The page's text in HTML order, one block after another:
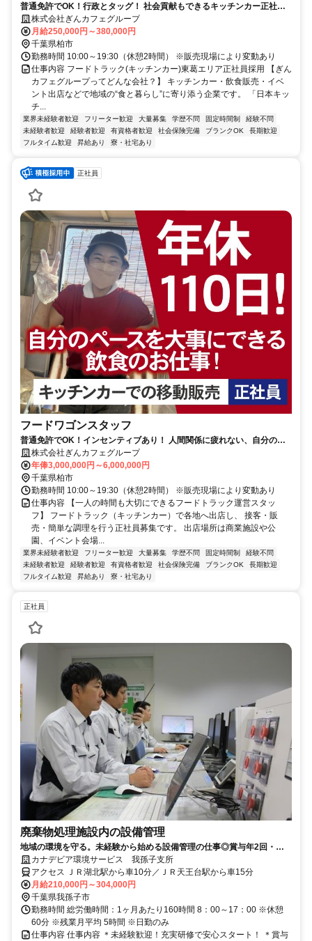
普通免許でOK！行政とタッグ！ 社会貢献もできるキッチンカー正社員
募集／ 地域の笑顔をつくるお仕事
株式会社ぎんカフェグループ
月給250,000円～380,000円
千葉県柏市
勤務時間 10:00～19:30（休憩2時間） ※販売現場により変動あり
仕事内容 フードトラック(キッチンカー)東葛エリア正社員採用 【ぎん
カフェグループってどんな会社？】 キッチンカー・飲食販売・イベ
ント出店などで地域の“食と暮らし”に寄り添う企業です。 「日本キッ
チ...
業界未経験者歓迎 フリーター歓迎 大量募集 学歴不問 固定時間制
経験不問
未経験者歓迎
経験者歓迎 有資格者歓迎 社会保険完備 ブランクOK
長期歓迎
フルタイム歓迎
昇給あり 寮・社宅あり
正社員
フードワゴンスタッフ
普通免許でOK！インセンティブあり！ 人間関係に疲れない、自分のペ
ースで働ける飲食の仕事
株式会社ぎんカフェグループ
年俸3,000,000円～6,000,000円
千葉県柏市
勤務時間 10:00～19:30（休憩2時間） ※販売現場により変動あり
仕事内容 【一人の時間も大切にできるフードトラック運営スタッ
フ】 フードトラック（キッチンカー）で各地へ出店し、 接客・販
売・簡単な調理を行う正社員募集です。 出店場所は商業施設や公
園、イベント会場...
業界未経験者歓迎 フリーター歓迎 大量募集 学歴不問 固定時間制
経験不問
未経験者歓迎
経験者歓迎 有資格者歓迎 社会保険完備 ブランクOK
長期歓迎
フルタイム歓迎
昇給あり 寮・社宅あり
正社員
廃棄物処理施設内の設備管理
地域の環境を守る。未経験から始める設備管理の仕事◎賞与年2回・土
日祝休み・年間休日120日！
カナデビア環境サービス 我孫子支所
アクセス ＪＲ湖北駅から車10分／ＪＲ天王台駅から車15分
月給210,000円～304,000円
千葉県我孫子市
勤務時間 総労働時間：1ヶ月あたり160時間 8：00～17：00 ※休憩
60分 ※残業月平均 5時間 ※日勤のみ
仕事内容 仕事内容 ＊未経験歓迎！充実研修で安心スタート！ ＊賞与